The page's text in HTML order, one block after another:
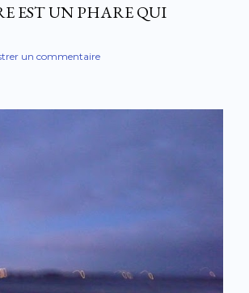
EST UN PHARE QUI
un commentaire